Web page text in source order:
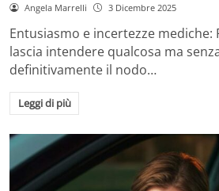
Angela Marrelli 3 Dicembre 2025
Entusiasmo e incertezze mediche:
lascia intendere qualcosa ma
definitivamente il nodo…
Leggi di più